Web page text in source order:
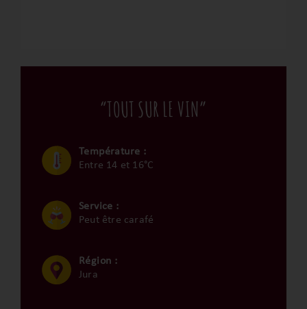
“TOUT SUR LE VIN”
Température :
Entre 14 et 16°C
Service :
Peut être carafé
Région :
Jura